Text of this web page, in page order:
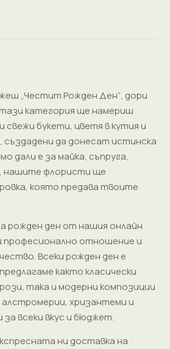
„Честит Рожден Ден“, дори
категория ще намериш
свежи букети, цветя в кутия и
създадени да донесат истинска
дали е за майка, съпруга,
нашите флористи ще
която предава твоите
рожден ден от нашия онлайн
професионално отношение и
Всеки рожден ден е
както класически
така и модерни композиции
хризантеми и
всеки вкус и бюджет.
ни доставка на